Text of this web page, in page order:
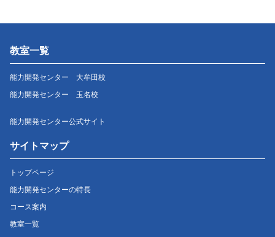
教室一覧
能力開発センター 大牟田校
能力開発センター 玉名校
能力開発センター公式サイト
サイトマップ
トップページ
能力開発センターの特長
コース案内
教室一覧